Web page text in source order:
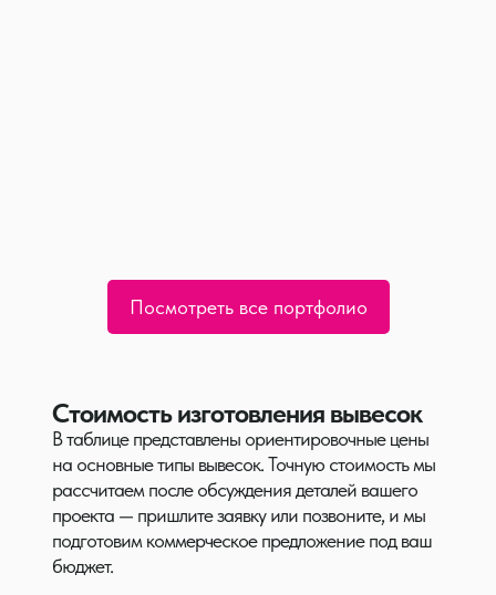
индивидуально от 10 рабочих дней
Посмотреть все портфолио
Стоимость изготовления вывесок
В таблице представлены ориентировочные цены
на основные типы вывесок. Точную стоимость мы
рассчитаем после обсуждения деталей вашего
проекта — пришлите заявку или позвоните, и мы
подготовим коммерческое предложение под ваш
бюджет.